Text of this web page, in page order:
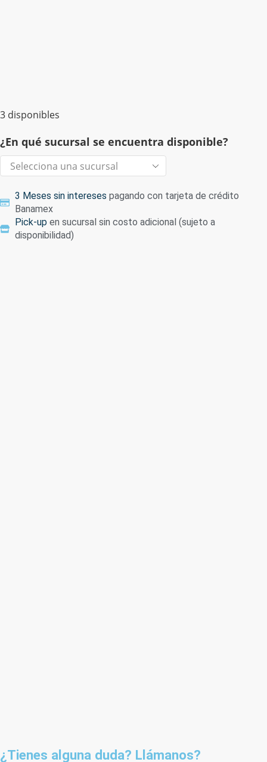
3 disponibles
¿En qué sucursal se encuentra disponible?
3 Meses sin intereses pagando con tarjeta de crédito
Banamex
Pick-up en sucursal sin costo adicional (sujeto a
disponibilidad)
¿Tienes alguna duda? Llámanos?